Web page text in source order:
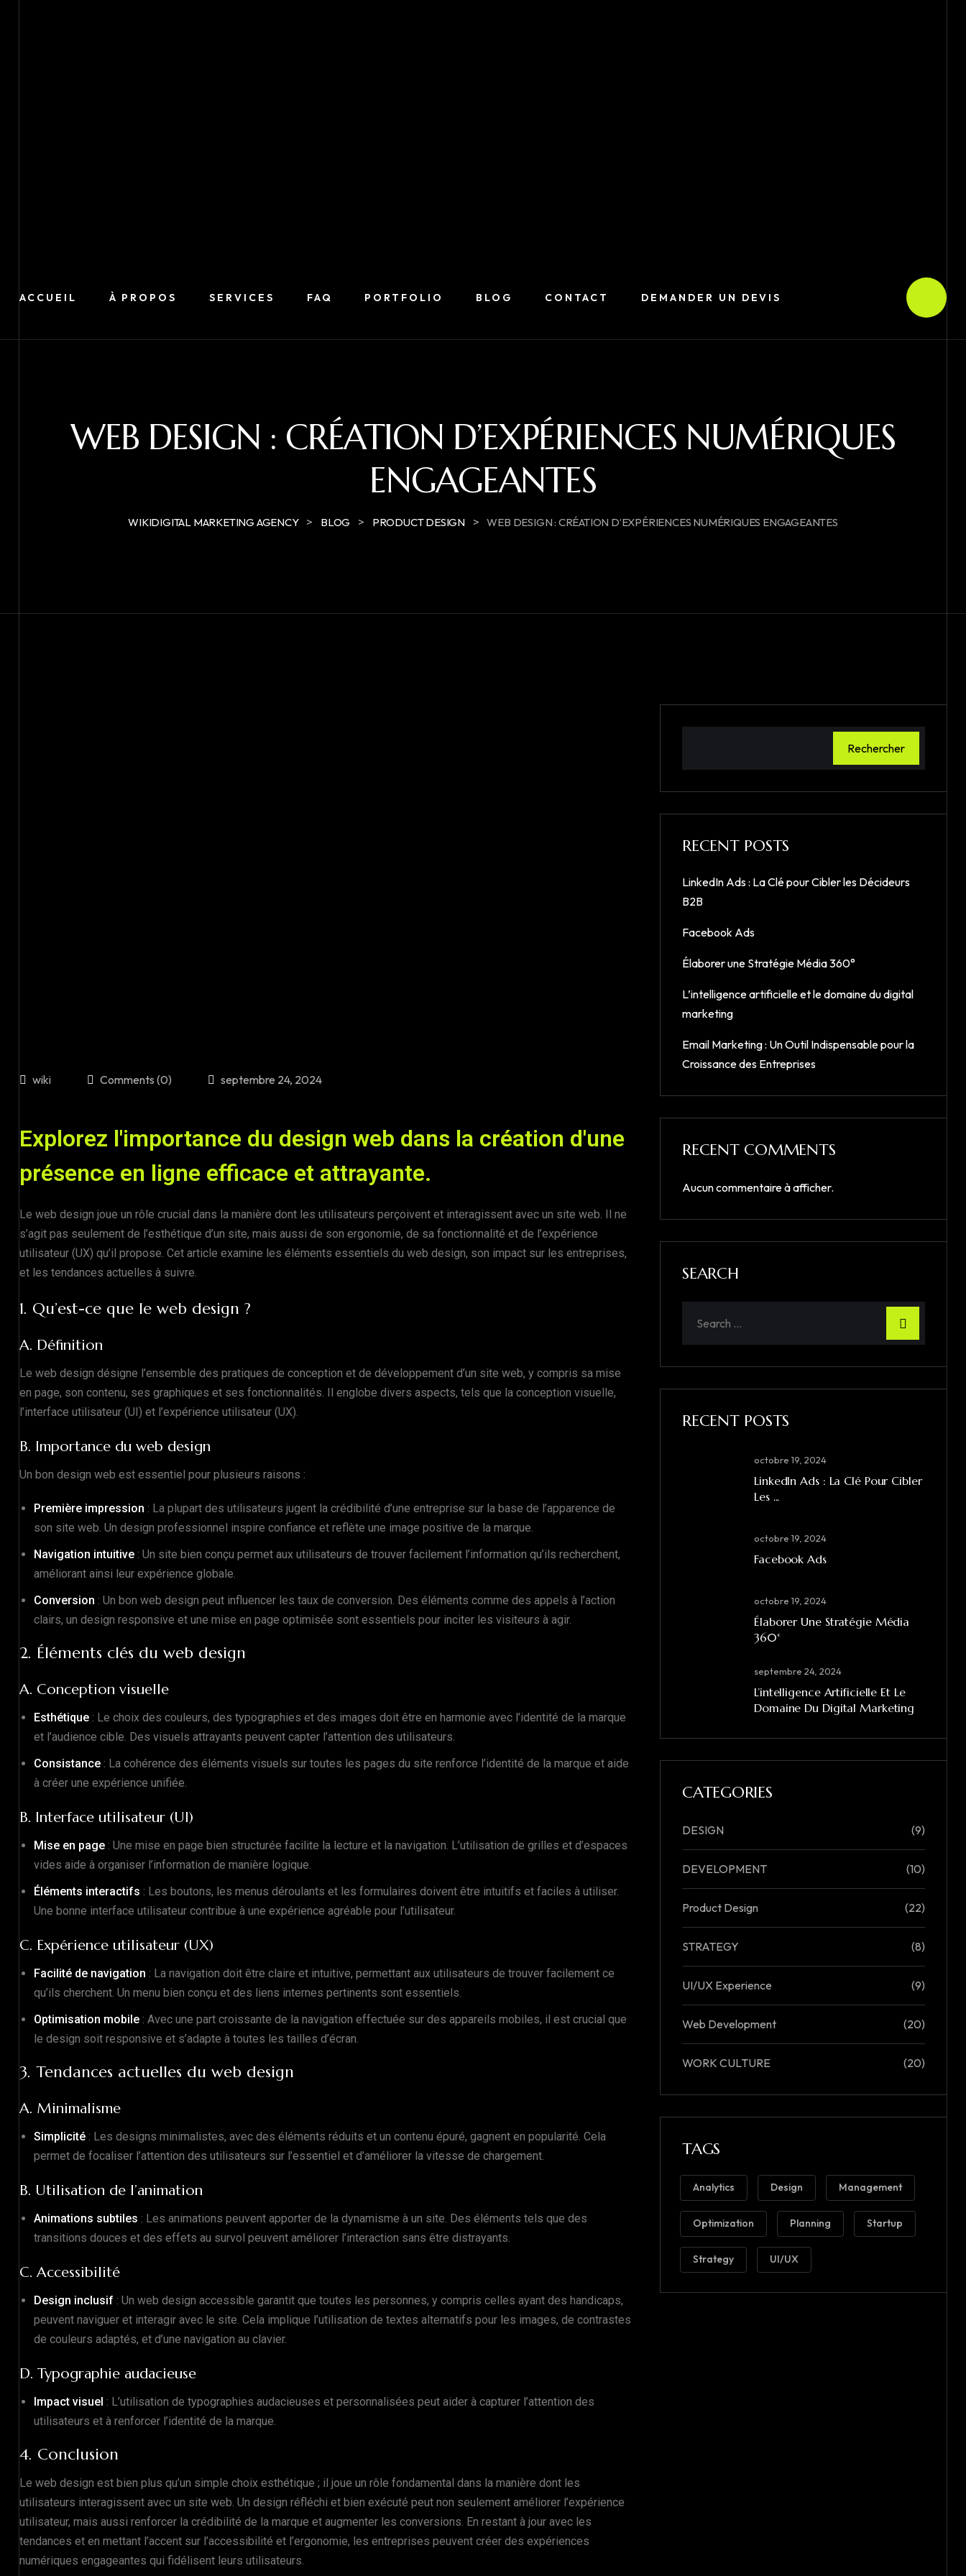
ACCUEIL À PROPOS SERVICES FAQ PORTFOLIO BLOG CONTACT DEMANDER UN DEVIS
WEB DESIGN : CRÉATION D’EXPÉRIENCES NUMÉRIQUES
ENGAGEANTES
WIKIDIGITAL MARKETING AGENCY > BLOG > PRODUCT DESIGN > WEB DESIGN : CRÉATION D’EXPÉRIENCES NUMÉRIQUES ENGAGEANTES
wiki Comments (0) septembre 24, 2024
Explorez l'importance du design web dans la création d'une
présence en ligne efficace et attrayante.
Le web design joue un rôle crucial dans la manière dont les utilisateurs perçoivent et interagissent avec un site web. Il ne
s’agit pas seulement de l’esthétique d’un site, mais aussi de son ergonomie, de sa fonctionnalité et de l’expérience
utilisateur (UX) qu’il propose. Cet article examine les éléments essentiels du web design, son impact sur les entreprises,
et les tendances actuelles à suivre.
1. Qu’est-ce que le web design ?
A. Définition
Le web design désigne l’ensemble des pratiques de conception et de développement d’un site web, y compris sa mise
en page, son contenu, ses graphiques et ses fonctionnalités. Il englobe divers aspects, tels que la conception visuelle,
l’interface utilisateur (UI) et l’expérience utilisateur (UX).
B. Importance du web design
Un bon design web est essentiel pour plusieurs raisons :
Première impression : La plupart des utilisateurs jugent la crédibilité d’une entreprise sur la base de l’apparence de
son site web. Un design professionnel inspire confiance et reflète une image positive de la marque.
Navigation intuitive : Un site bien conçu permet aux utilisateurs de trouver facilement l’information qu’ils recherchent,
améliorant ainsi leur expérience globale.
Conversion : Un bon web design peut influencer les taux de conversion. Des éléments comme des appels à l’action
clairs, un design responsive et une mise en page optimisée sont essentiels pour inciter les visiteurs à agir.
2. Éléments clés du web design
A. Conception visuelle
Esthétique : Le choix des couleurs, des typographies et des images doit être en harmonie avec l’identité de la marque
et l’audience cible. Des visuels attrayants peuvent capter l’attention des utilisateurs.
Consistance : La cohérence des éléments visuels sur toutes les pages du site renforce l’identité de la marque et aide
à créer une expérience unifiée.
B. Interface utilisateur (UI)
Mise en page : Une mise en page bien structurée facilite la lecture et la navigation. L’utilisation de grilles et d’espaces
vides aide à organiser l’information de manière logique.
Éléments interactifs : Les boutons, les menus déroulants et les formulaires doivent être intuitifs et faciles à utiliser.
Une bonne interface utilisateur contribue à une expérience agréable pour l’utilisateur.
C. Expérience utilisateur (UX)
Facilité de navigation : La navigation doit être claire et intuitive, permettant aux utilisateurs de trouver facilement ce
qu’ils cherchent. Un menu bien conçu et des liens internes pertinents sont essentiels.
Optimisation mobile : Avec une part croissante de la navigation effectuée sur des appareils mobiles, il est crucial que
le design soit responsive et s’adapte à toutes les tailles d’écran.
3. Tendances actuelles du web design
A. Minimalisme
Simplicité : Les designs minimalistes, avec des éléments réduits et un contenu épuré, gagnent en popularité. Cela
permet de focaliser l’attention des utilisateurs sur l’essentiel et d’améliorer la vitesse de chargement.
B. Utilisation de l’animation
Animations subtiles : Les animations peuvent apporter de la dynamisme à un site. Des éléments tels que des
transitions douces et des effets au survol peuvent améliorer l’interaction sans être distrayants.
C. Accessibilité
Design inclusif : Un web design accessible garantit que toutes les personnes, y compris celles ayant des handicaps,
peuvent naviguer et interagir avec le site. Cela implique l’utilisation de textes alternatifs pour les images, de contrastes
de couleurs adaptés, et d’une navigation au clavier.
D. Typographie audacieuse
Impact visuel : L’utilisation de typographies audacieuses et personnalisées peut aider à capturer l’attention des
utilisateurs et à renforcer l’identité de la marque.
4. Conclusion
Le web design est bien plus qu’un simple choix esthétique ; il joue un rôle fondamental dans la manière dont les
utilisateurs interagissent avec un site web. Un design réfléchi et bien exécuté peut non seulement améliorer l’expérience
utilisateur, mais aussi renforcer la crédibilité de la marque et augmenter les conversions. En restant à jour avec les
tendances et en mettant l’accent sur l’accessibilité et l’ergonomie, les entreprises peuvent créer des expériences
numériques engageantes qui fidélisent leurs utilisateurs.
Rechercher
RECENT POSTS
LinkedIn Ads : La Clé pour Cibler les Décideurs
B2B
Facebook Ads
Élaborer une Stratégie Média 360°
L’intelligence artificielle et le domaine du digital
marketing
Email Marketing : Un Outil Indispensable pour la
Croissance des Entreprises
RECENT COMMENTS
Aucun commentaire à afficher.
SEARCH
for:
RECENT POSTS
octobre 19, 2024
LinkedIn Ads : La Clé Pour Cibler
Les ...
octobre 19, 2024
Facebook Ads
octobre 19, 2024
Élaborer Une Stratégie Média
360°
septembre 24, 2024
L’intelligence Artificielle Et Le
Domaine Du Digital Marketing
CATEGORIES
DESIGN (9)
DEVELOPMENT (10)
Product Design (22)
STRATEGY (8)
UI/UX Experience (9)
Web Development (20)
WORK CULTURE (20)
TAGS
Analytics Design Management
Optimization Planning Startup
Strategy UI/UX